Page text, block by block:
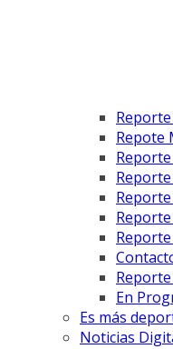
Repote
En
Es más
Noticias